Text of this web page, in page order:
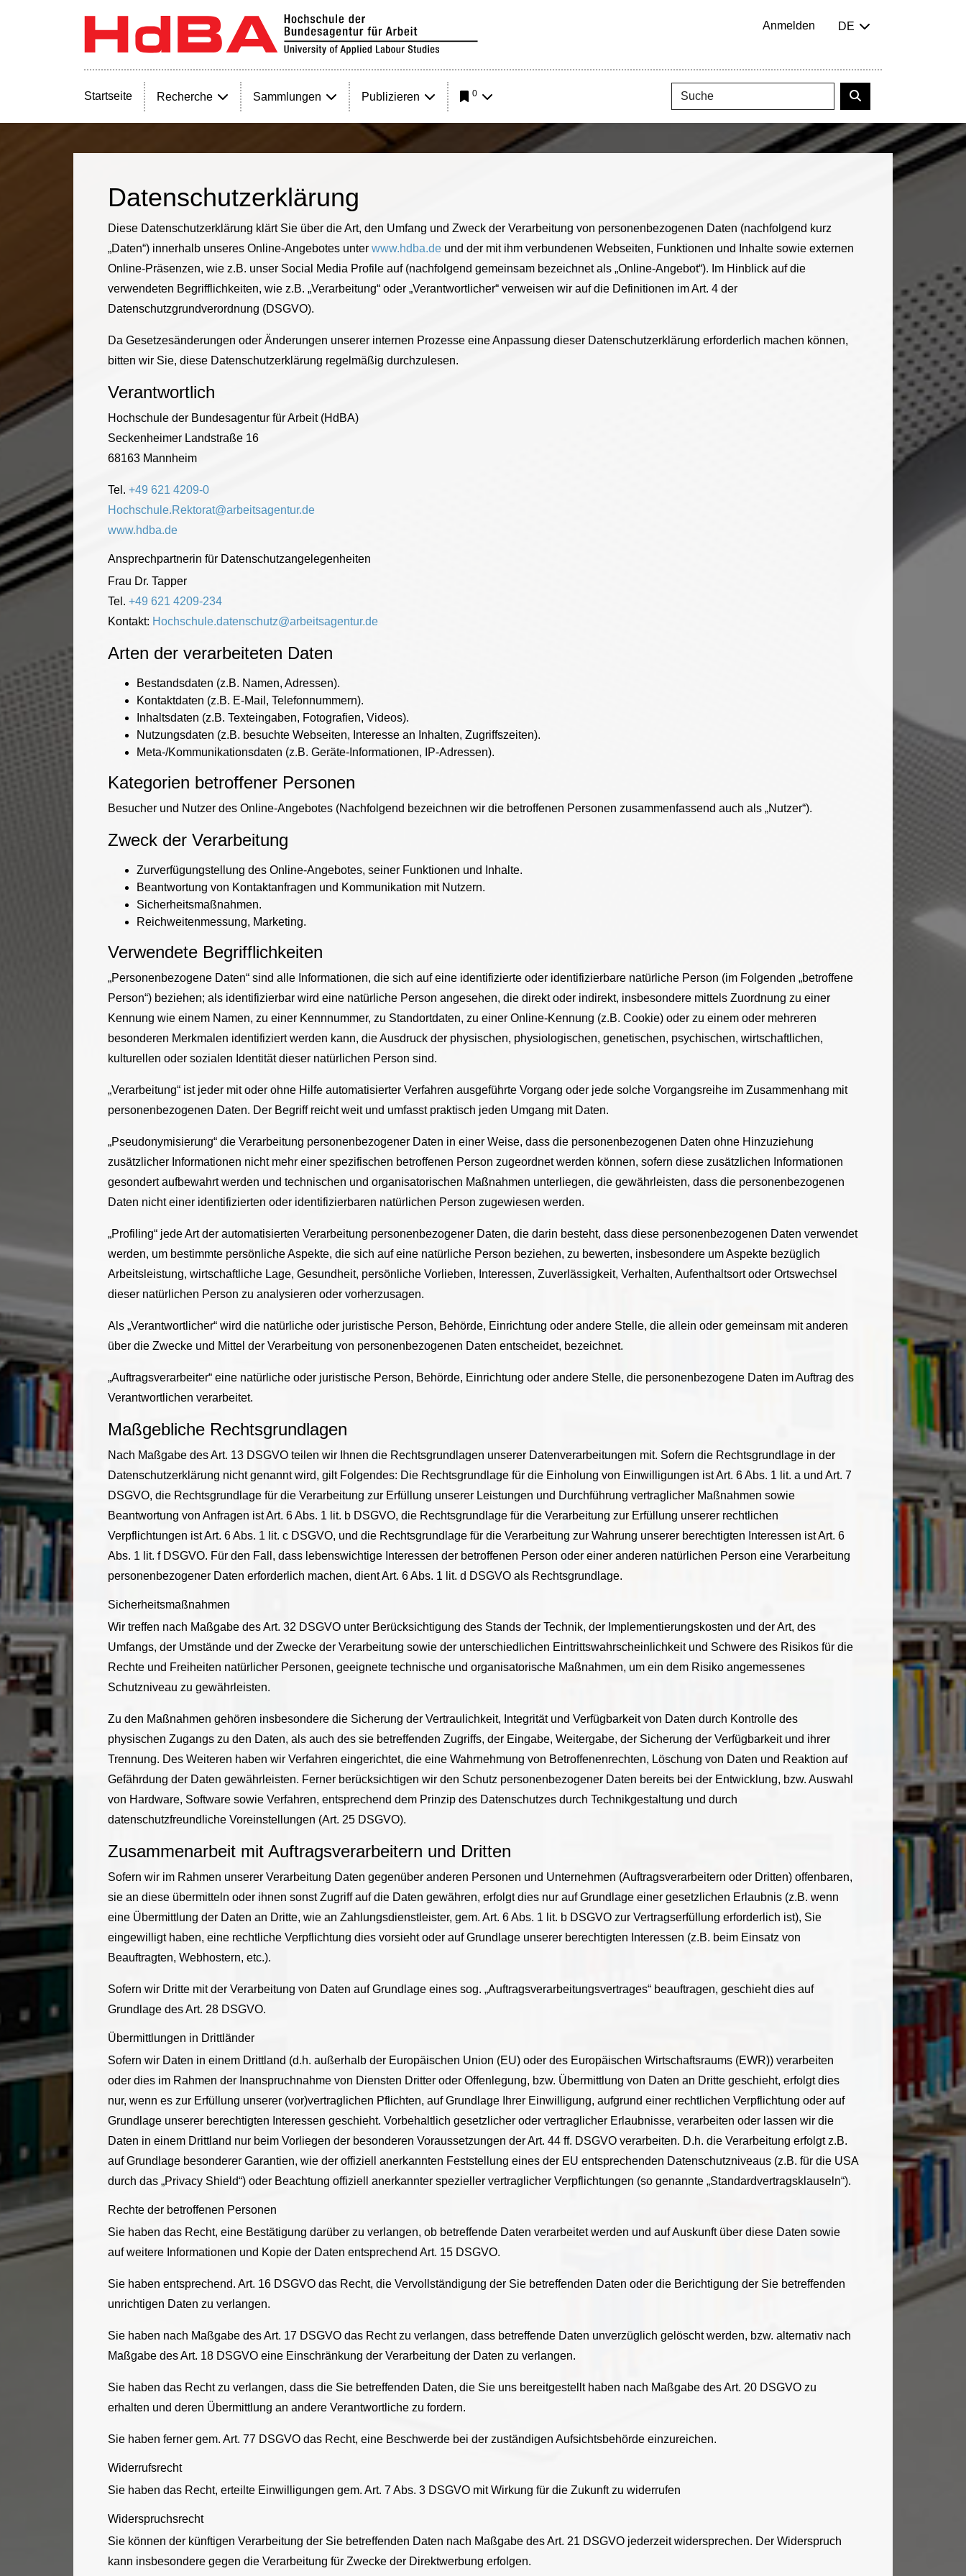
Anmelden DE
Startseite Recherche Sammlungen Publizieren 0
Datenschutzerklärung
Diese Datenschutzerklärung klärt Sie über die Art, den Umfang und Zweck der Verarbeitung von personenbezogenen Daten (nachfolgend kurz
„Daten“) innerhalb unseres Online-Angebotes unter www.hdba.de und der mit ihm verbundenen Webseiten, Funktionen und Inhalte sowie externen
Online-Präsenzen, wie z.B. unser Social Media Profile auf (nachfolgend gemeinsam bezeichnet als „Online-Angebot“). Im Hinblick auf die
verwendeten Begrifflichkeiten, wie z.B. „Verarbeitung“ oder „Verantwortlicher“ verweisen wir auf die Definitionen im Art. 4 der
Datenschutzgrundverordnung (DSGVO).
Da Gesetzesänderungen oder Änderungen unserer internen Prozesse eine Anpassung dieser Datenschutzerklärung erforderlich machen können,
bitten wir Sie, diese Datenschutzerklärung regelmäßig durchzulesen.
Verantwortlich
Hochschule der Bundesagentur für Arbeit (HdBA)
Seckenheimer Landstraße 16
68163 Mannheim
Tel. +49 621 4209-0
Hochschule.Rektorat@arbeitsagentur.de
www.hdba.de
Ansprechpartnerin für Datenschutzangelegenheiten
Frau Dr. Tapper
Tel. +49 621 4209-234
Kontakt: Hochschule.datenschutz@arbeitsagentur.de
Arten der verarbeiteten Daten
Bestandsdaten (z.B. Namen, Adressen).
Kontaktdaten (z.B. E-Mail, Telefonnummern).
Inhaltsdaten (z.B. Texteingaben, Fotografien, Videos).
Nutzungsdaten (z.B. besuchte Webseiten, Interesse an Inhalten, Zugriffszeiten).
Meta-/Kommunikationsdaten (z.B. Geräte-Informationen, IP-Adressen).
Kategorien betroffener Personen
Besucher und Nutzer des Online-Angebotes (Nachfolgend bezeichnen wir die betroffenen Personen zusammenfassend auch als „Nutzer“).
Zweck der Verarbeitung
Zurverfügungstellung des Online-Angebotes, seiner Funktionen und Inhalte.
Beantwortung von Kontaktanfragen und Kommunikation mit Nutzern.
Sicherheitsmaßnahmen.
Reichweitenmessung, Marketing.
Verwendete Begrifflichkeiten
„Personenbezogene Daten“ sind alle Informationen, die sich auf eine identifizierte oder identifizierbare natürliche Person (im Folgenden „betroffene
Person“) beziehen; als identifizierbar wird eine natürliche Person angesehen, die direkt oder indirekt, insbesondere mittels Zuordnung zu einer
Kennung wie einem Namen, zu einer Kennnummer, zu Standortdaten, zu einer Online-Kennung (z.B. Cookie) oder zu einem oder mehreren
besonderen Merkmalen identifiziert werden kann, die Ausdruck der physischen, physiologischen, genetischen, psychischen, wirtschaftlichen,
kulturellen oder sozialen Identität dieser natürlichen Person sind.
„Verarbeitung“ ist jeder mit oder ohne Hilfe automatisierter Verfahren ausgeführte Vorgang oder jede solche Vorgangsreihe im Zusammenhang mit
personenbezogenen Daten. Der Begriff reicht weit und umfasst praktisch jeden Umgang mit Daten.
„Pseudonymisierung“ die Verarbeitung personenbezogener Daten in einer Weise, dass die personenbezogenen Daten ohne Hinzuziehung
zusätzlicher Informationen nicht mehr einer spezifischen betroffenen Person zugeordnet werden können, sofern diese zusätzlichen Informationen
gesondert aufbewahrt werden und technischen und organisatorischen Maßnahmen unterliegen, die gewährleisten, dass die personenbezogenen
Daten nicht einer identifizierten oder identifizierbaren natürlichen Person zugewiesen werden.
„Profiling“ jede Art der automatisierten Verarbeitung personenbezogener Daten, die darin besteht, dass diese personenbezogenen Daten verwendet
werden, um bestimmte persönliche Aspekte, die sich auf eine natürliche Person beziehen, zu bewerten, insbesondere um Aspekte bezüglich
Arbeitsleistung, wirtschaftliche Lage, Gesundheit, persönliche Vorlieben, Interessen, Zuverlässigkeit, Verhalten, Aufenthaltsort oder Ortswechsel
dieser natürlichen Person zu analysieren oder vorherzusagen.
Als „Verantwortlicher“ wird die natürliche oder juristische Person, Behörde, Einrichtung oder andere Stelle, die allein oder gemeinsam mit anderen
über die Zwecke und Mittel der Verarbeitung von personenbezogenen Daten entscheidet, bezeichnet.
„Auftragsverarbeiter“ eine natürliche oder juristische Person, Behörde, Einrichtung oder andere Stelle, die personenbezogene Daten im Auftrag des
Verantwortlichen verarbeitet.
Maßgebliche Rechtsgrundlagen
Nach Maßgabe des Art. 13 DSGVO teilen wir Ihnen die Rechtsgrundlagen unserer Datenverarbeitungen mit. Sofern die Rechtsgrundlage in der
Datenschutzerklärung nicht genannt wird, gilt Folgendes: Die Rechtsgrundlage für die Einholung von Einwilligungen ist Art. 6 Abs. 1 lit. a und Art. 7
DSGVO, die Rechtsgrundlage für die Verarbeitung zur Erfüllung unserer Leistungen und Durchführung vertraglicher Maßnahmen sowie
Beantwortung von Anfragen ist Art. 6 Abs. 1 lit. b DSGVO, die Rechtsgrundlage für die Verarbeitung zur Erfüllung unserer rechtlichen
Verpflichtungen ist Art. 6 Abs. 1 lit. c DSGVO, und die Rechtsgrundlage für die Verarbeitung zur Wahrung unserer berechtigten Interessen ist Art. 6
Abs. 1 lit. f DSGVO. Für den Fall, dass lebenswichtige Interessen der betroffenen Person oder einer anderen natürlichen Person eine Verarbeitung
personenbezogener Daten erforderlich machen, dient Art. 6 Abs. 1 lit. d DSGVO als Rechtsgrundlage.
Sicherheitsmaßnahmen
Wir treffen nach Maßgabe des Art. 32 DSGVO unter Berücksichtigung des Stands der Technik, der Implementierungskosten und der Art, des
Umfangs, der Umstände und der Zwecke der Verarbeitung sowie der unterschiedlichen Eintrittswahrscheinlichkeit und Schwere des Risikos für die
Rechte und Freiheiten natürlicher Personen, geeignete technische und organisatorische Maßnahmen, um ein dem Risiko angemessenes
Schutzniveau zu gewährleisten.
Zu den Maßnahmen gehören insbesondere die Sicherung der Vertraulichkeit, Integrität und Verfügbarkeit von Daten durch Kontrolle des
physischen Zugangs zu den Daten, als auch des sie betreffenden Zugriffs, der Eingabe, Weitergabe, der Sicherung der Verfügbarkeit und ihrer
Trennung. Des Weiteren haben wir Verfahren eingerichtet, die eine Wahrnehmung von Betroffenenrechten, Löschung von Daten und Reaktion auf
Gefährdung der Daten gewährleisten. Ferner berücksichtigen wir den Schutz personenbezogener Daten bereits bei der Entwicklung, bzw. Auswahl
von Hardware, Software sowie Verfahren, entsprechend dem Prinzip des Datenschutzes durch Technikgestaltung und durch
datenschutzfreundliche Voreinstellungen (Art. 25 DSGVO).
Zusammenarbeit mit Auftragsverarbeitern und Dritten
Sofern wir im Rahmen unserer Verarbeitung Daten gegenüber anderen Personen und Unternehmen (Auftragsverarbeitern oder Dritten) offenbaren,
sie an diese übermitteln oder ihnen sonst Zugriff auf die Daten gewähren, erfolgt dies nur auf Grundlage einer gesetzlichen Erlaubnis (z.B. wenn
eine Übermittlung der Daten an Dritte, wie an Zahlungsdienstleister, gem. Art. 6 Abs. 1 lit. b DSGVO zur Vertragserfüllung erforderlich ist), Sie
eingewilligt haben, eine rechtliche Verpflichtung dies vorsieht oder auf Grundlage unserer berechtigten Interessen (z.B. beim Einsatz von
Beauftragten, Webhostern, etc.).
Sofern wir Dritte mit der Verarbeitung von Daten auf Grundlage eines sog. „Auftragsverarbeitungsvertrages“ beauftragen, geschieht dies auf
Grundlage des Art. 28 DSGVO.
Übermittlungen in Drittländer
Sofern wir Daten in einem Drittland (d.h. außerhalb der Europäischen Union (EU) oder des Europäischen Wirtschaftsraums (EWR)) verarbeiten
oder dies im Rahmen der Inanspruchnahme von Diensten Dritter oder Offenlegung, bzw. Übermittlung von Daten an Dritte geschieht, erfolgt dies
nur, wenn es zur Erfüllung unserer (vor)vertraglichen Pflichten, auf Grundlage Ihrer Einwilligung, aufgrund einer rechtlichen Verpflichtung oder auf
Grundlage unserer berechtigten Interessen geschieht. Vorbehaltlich gesetzlicher oder vertraglicher Erlaubnisse, verarbeiten oder lassen wir die
Daten in einem Drittland nur beim Vorliegen der besonderen Voraussetzungen der Art. 44 ff. DSGVO verarbeiten. D.h. die Verarbeitung erfolgt z.B.
auf Grundlage besonderer Garantien, wie der offiziell anerkannten Feststellung eines der EU entsprechenden Datenschutzniveaus (z.B. für die USA
durch das „Privacy Shield“) oder Beachtung offiziell anerkannter spezieller vertraglicher Verpflichtungen (so genannte „Standardvertragsklauseln“).
Rechte der betroffenen Personen
Sie haben das Recht, eine Bestätigung darüber zu verlangen, ob betreffende Daten verarbeitet werden und auf Auskunft über diese Daten sowie
auf weitere Informationen und Kopie der Daten entsprechend Art. 15 DSGVO.
Sie haben entsprechend. Art. 16 DSGVO das Recht, die Vervollständigung der Sie betreffenden Daten oder die Berichtigung der Sie betreffenden
unrichtigen Daten zu verlangen.
Sie haben nach Maßgabe des Art. 17 DSGVO das Recht zu verlangen, dass betreffende Daten unverzüglich gelöscht werden, bzw. alternativ nach
Maßgabe des Art. 18 DSGVO eine Einschränkung der Verarbeitung der Daten zu verlangen.
Sie haben das Recht zu verlangen, dass die Sie betreffenden Daten, die Sie uns bereitgestellt haben nach Maßgabe des Art. 20 DSGVO zu
erhalten und deren Übermittlung an andere Verantwortliche zu fordern.
Sie haben ferner gem. Art. 77 DSGVO das Recht, eine Beschwerde bei der zuständigen Aufsichtsbehörde einzureichen.
Widerrufsrecht
Sie haben das Recht, erteilte Einwilligungen gem. Art. 7 Abs. 3 DSGVO mit Wirkung für die Zukunft zu widerrufen
Widerspruchsrecht
Sie können der künftigen Verarbeitung der Sie betreffenden Daten nach Maßgabe des Art. 21 DSGVO jederzeit widersprechen. Der Widerspruch
kann insbesondere gegen die Verarbeitung für Zwecke der Direktwerbung erfolgen.